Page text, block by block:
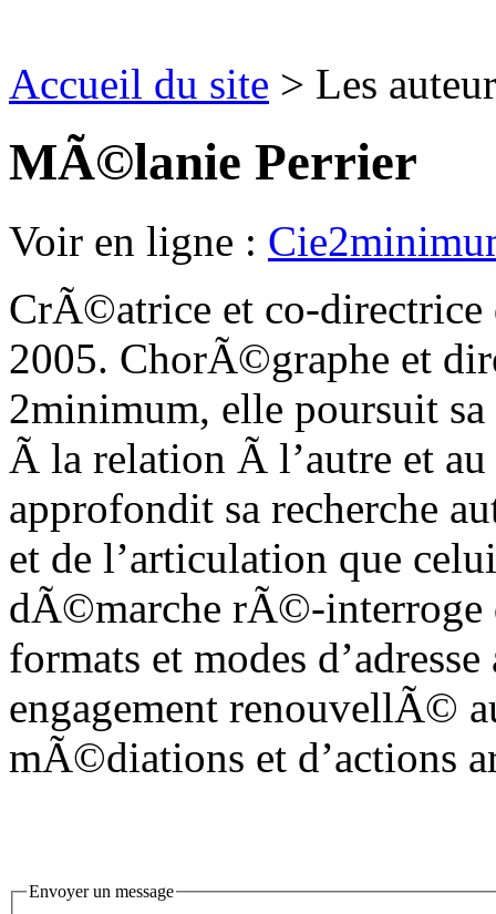
Accueil du site > Les
MÃ©lanie Perrier
Voir en ligne :
CrÃ©atrice et co-directrice
2005. ChorÃ©graphe et
2minimum, elle poursuit
Ã la relation Ã l’autre et
approfondit sa recherche
et de l’articulation que
dÃ©marche rÃ©-interroge
formats et modes
engagement renouvellÃ©
mÃ©diations et d’actions
Envoyer un message